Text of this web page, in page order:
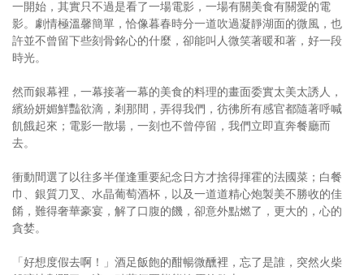
照相簿
影音區
歷史區
關於Yilan
個人著作
活動實況記錄
媒體報導一覽
合作與代言
一開始，其實只不過是看了一場電影，一場有關美食有關愛的電
影。劇情極溫馨簡單，恰像暮春時分一道吹過凝靜湖面的微風，也
許並不曾留下些刻骨銘心的什麼，卻能叫人微笑著暖和著，好一段
時光。
然而銀幕裡，一幕接著一幕的美食的料理的畫面委實太美太誘人，
繽紛妍媚鮮豔欲滴，剎那間，弄得我們，彷彿所有感官都隨著呼喊
飢餓起來；電影一散場，一刻也不曾停留，我們立即直奔餐廳而
去。
衝動間選了以往多半僅逢重要紀念日方才捨得揮霍的法國菜；白餐
巾、銀質刀叉、水晶葡萄酒杯，以及一道道精心炮製美不勝收的佳
餚，難得奢華豪宴，解了口腹的饑，卻意外點燃了，更大的，心的
貪婪。
「好想度假去啊！」酒足飯飽的酣暢微醺裡，忘了是誰，突然火柴